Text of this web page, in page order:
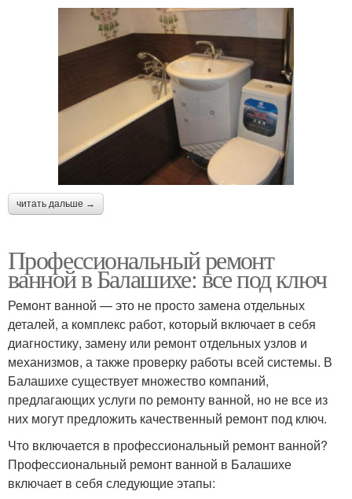
читать дальше →
Профессиональный ремонт
ванной в Балашихе: все под ключ
Ремонт ванной — это не просто замена отдельных
деталей, а комплекс работ, который включает в себя
диагностику, замену или ремонт отдельных узлов и
механизмов, а также проверку работы всей системы. В
Балашихе существует множество компаний,
предлагающих услуги по ремонту ванной, но не все из
них могут предложить качественный ремонт под ключ.
Что включается в профессиональный ремонт ванной?
Профессиональный ремонт ванной в Балашихе
включает в себя следующие этапы: